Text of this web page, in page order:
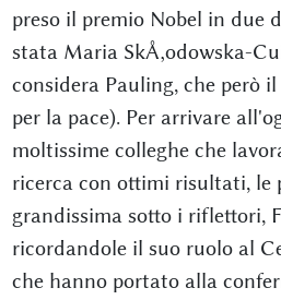
preso il premio Nobel in due
stata Maria SkÅ‚odowska-
considera Pauling, che però
per la pace). Per arrivare
moltissime colleghe che
ricerca con ottimi risultati, le
grandissima sotto i riflettori,
ricordandole il suo ruolo al
che hanno portato alla